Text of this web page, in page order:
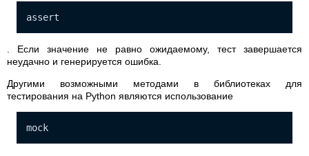
assert
. Если значение не равно ожидаемому, тест завершается
неудачно и генерируется ошибка.
Другими возможными методами в библиотеках для
тестирования на Python являются использование
mock